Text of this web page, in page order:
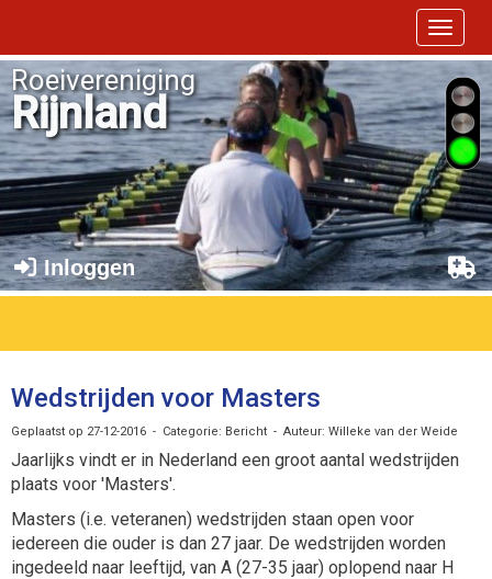
Toggle
Roeivereniging
Rijnland
Inloggen
Wedstrijden voor Masters
Geplaatst op 27-12-2016 - Categorie: Bericht - Auteur: Willeke van der Weide
Jaarlijks vindt er in Nederland een groot aantal wedstrijden
plaats voor 'Masters'.
Masters (i.e. veteranen) wedstrijden staan open voor
iedereen die ouder is dan 27 jaar. De wedstrijden worden
ingedeeld naar leeftijd, van A (27-35 jaar) oplopend naar H